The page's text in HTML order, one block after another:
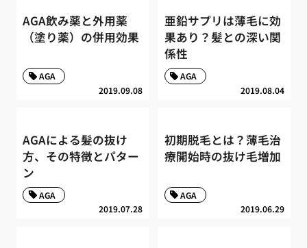
AGA飲み薬と外用薬
（塗り薬）の併用効果
2019.09.08
AGA
亜鉛サプリは薄毛に効
果あり？髪との深い関
係性
2019.08.04
AGA
AGAによる髪の抜け
方、その特徴とパター
ン
2019.07.28
AGA
初期脱毛とは？薄毛治
療開始時の抜け毛増加
2019.06.29
AGA